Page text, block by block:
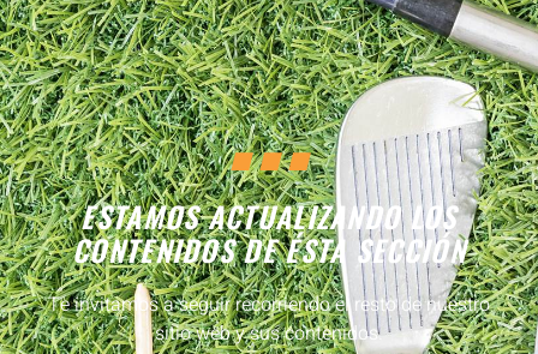
...
ESTAMOS ACTUALIZANDO LOS
CONTENIDOS DE ÉSTA SECCIÓN
Te invitamos a seguir recorriendo el resto de nuestro
sitio web y sus contenidos.